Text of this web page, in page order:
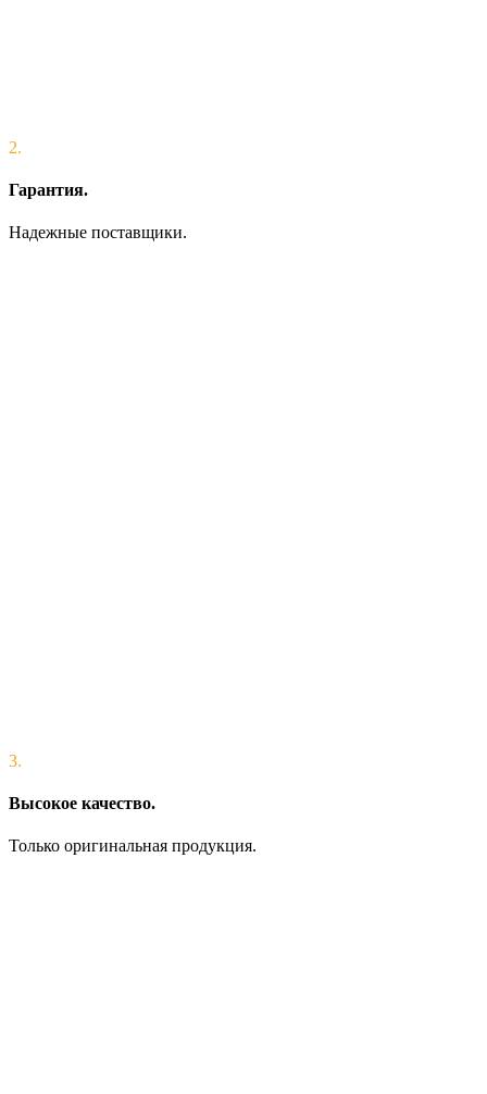
2.
Гарантия.
Надежные поставщики.
3.
Высокое качество.
Только оригинальная продукция.